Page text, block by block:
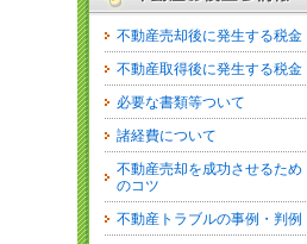
不動産売却後に発生する税金
不動産取得後に発生する税金
必要な書類等ついて
諸経費について
不動産売却を成功させるため
のコツ
不動産トラブルの事例・判例